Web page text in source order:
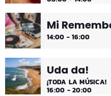
Mi
14:00 - 16:00
Uda da!
¡TODA LA MÚSICA!
16:00 - 20:00